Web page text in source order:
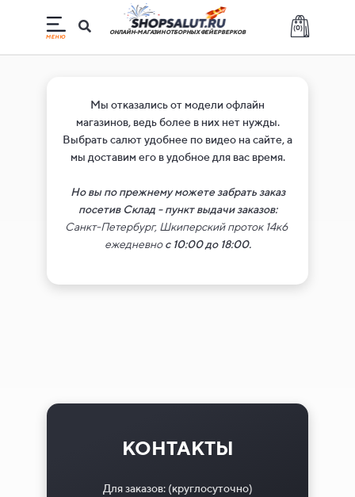
(0)
ОНЛАЙН-МАГАЗИН ОТБОРНЫХ ФЕЙЕРВЕРКОВ
КОНТАКТЫ
Для заказов: (круглосуточно)
Мы отказались от модели офлайн
магазинов, ведь более в них нет нужды.
Выбрать салют удобнее по видео на сайте, а
мы доставим его в удобное для вас время.
Но вы по прежнему можете забрать заказ
посетив Склад - пункт выдачи заказов:
Санкт-Петербург, Шкиперский проток 14к6
ежедневнос 10:00 до 18:00.